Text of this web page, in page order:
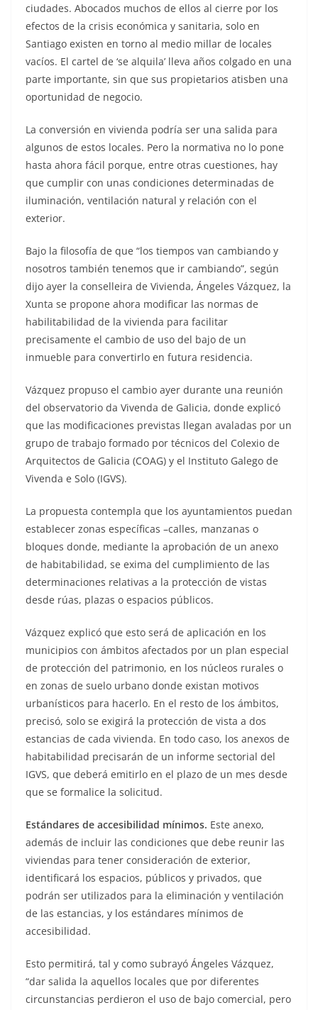
ciudades. Abocados muchos de ellos al cierre por los
efectos de la crisis económica y sanitaria, solo en
Santiago existen en torno al medio millar de locales
vacíos. El cartel de ‘se alquila’ lleva años colgado en una
parte importante, sin que sus propietarios atisben una
oportunidad de negocio.
La conversión en vivienda podría ser una salida para
algunos de estos locales. Pero la normativa no lo pone
hasta ahora fácil porque, entre otras cuestiones, hay
que cumplir con unas condiciones determinadas de
iluminación, ventilación natural y relación con el
exterior.
Bajo la filosofía de que “los tiempos van cambiando y
nosotros también tenemos que ir cambiando”, según
dijo ayer la conselleira de Vivienda, Ángeles Vázquez, la
Xunta se propone ahora modificar las normas de
habilitabilidad de la vivienda para facilitar
precisamente el cambio de uso del bajo de un
inmueble para convertirlo en futura residencia.
Vázquez propuso el cambio ayer durante una reunión
del observatorio da Vivenda de Galicia, donde explicó
que las modificaciones previstas llegan avaladas por un
grupo de trabajo formado por técnicos del Colexio de
Arquitectos de Galicia (COAG) y el Instituto Galego de
Vivenda e Solo (IGVS).
La propuesta contempla que los ayuntamientos puedan
establecer zonas específicas –calles, manzanas o
bloques donde, mediante la aprobación de un anexo
de habitabilidad, se exima del cumplimiento de las
determinaciones relativas a la protección de vistas
desde rúas, plazas o espacios públicos.
Vázquez explicó que esto será de aplicación en los
municipios con ámbitos afectados por un plan especial
de protección del patrimonio, en los núcleos rurales o
en zonas de suelo urbano donde existan motivos
urbanísticos para hacerlo. En el resto de los ámbitos,
precisó, solo se exigirá la protección de vista a dos
estancias de cada vivienda. En todo caso, los anexos de
habitabilidad precisarán de un informe sectorial del
IGVS, que deberá emitirlo en el plazo de un mes desde
que se formalice la solicitud.
Estándares de accesibilidad mínimos. Este anexo,
además de incluir las condiciones que debe reunir las
viviendas para tener consideración de exterior,
identificará los espacios, públicos y privados, que
podrán ser utilizados para la eliminación y ventilación
de las estancias, y los estándares mínimos de
accesibilidad.
Esto permitirá, tal y como subrayó Ángeles Vázquez,
“dar salida la aquellos locales que por diferentes
circunstancias perdieron el uso de bajo comercial, pero